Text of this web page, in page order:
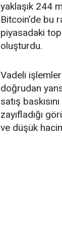
yaklaşık 244
Bitcoin’de bu
piyasadaki
oluşturdu.
Vadeli
doğrudan
satış
zayıfladığı
ve düşük